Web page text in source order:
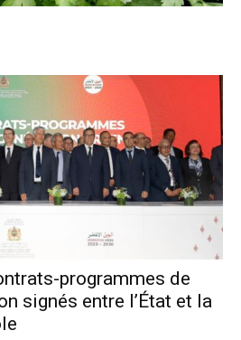
programmes de
signés entre l’État et la